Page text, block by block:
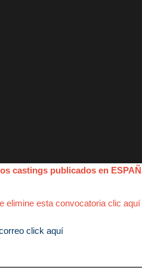
castings publicados en
elimine esta convocatoria clic aquí
click aquí